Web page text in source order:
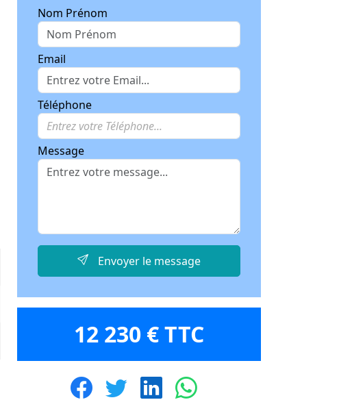
Nom Prénom
Email
Téléphone
Message
Envoyer le message
12 230 € TTC